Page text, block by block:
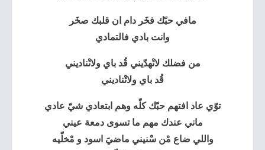
مافي حبّك فخَر دام ان قلبك صخَر
وانت بادي فالتمادي
من فضلك لاتْهدّيني قُد باي ولاتْناديني
قُد باي ولاتْناديني
توّي عاد افتهم حبّك كلّه وهم ابتعادي شيّ عادي
ماني عندك مهم ما تسوى دمعة عيني
واللي ضاع مْن سْنيني ماضيَ اسود و مْخلّيه